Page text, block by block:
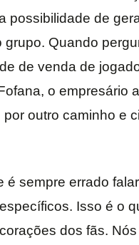
possibilidade de
grupo. Quando
de venda de
o empresário
outro caminho e
é sempre errado
Isso é o
dos fãs.